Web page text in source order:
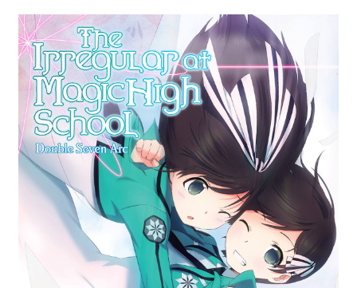
Size :
A-
16 A+